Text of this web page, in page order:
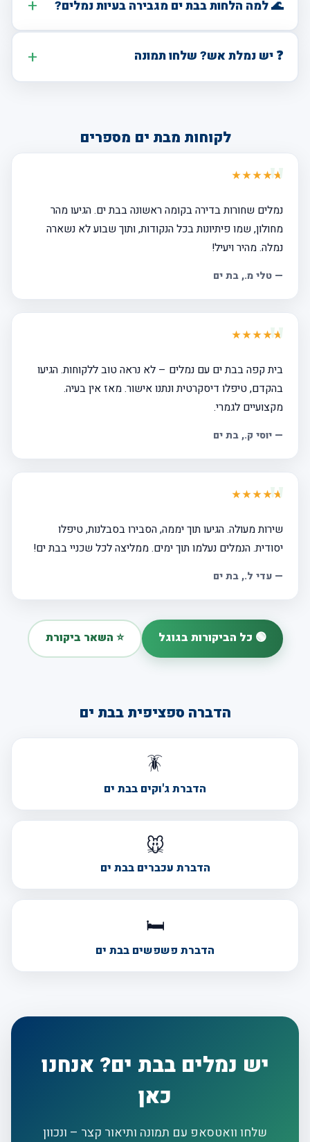
🌊 למה הלחות בבת ים מגבירה בעיות נמלים?
❓ יש נמלת אש? שלחו תמונה
לקוחות מבת ים מספרים
★★★★★
נמלים שחורות בדירה בקומה ראשונה בבת ים. הגיעו מהר
מחולון, שמו פיתיונות בכל הנקודות, ותוך שבוע לא נשארה
נמלה. מהיר ויעיל!
— טלי מ., בת ים
★★★★★
בית קפה בבת ים עם נמלים – לא נראה טוב ללקוחות. הגיעו
בהקדם, טיפלו דיסקרטית ונתנו אישור. מאז אין בעיה.
מקצועיים לגמרי.
— יוסי ק., בת ים
★★★★★
שירות מעולה. הגיעו תוך יממה, הסבירו בסבלנות, טיפלו
יסודית. הנמלים נעלמו תוך ימים. ממליצה לכל שכניי בבת ים!
— עדי ל., בת ים
🟢 כל הביקורות בגוגל ⭐ השאר ביקורת
הדברה ספציפית בבת ים
🪳
הדברת ג'וקים בבת ים
🐭
הדברת עכברים בבת ים
🛏️
הדברת פשפשים בבת ים
יש נמלים בבת ים? אנחנו
כאן
שלחו וואטסאפ עם תמונה ותיאור קצר – ונכוון